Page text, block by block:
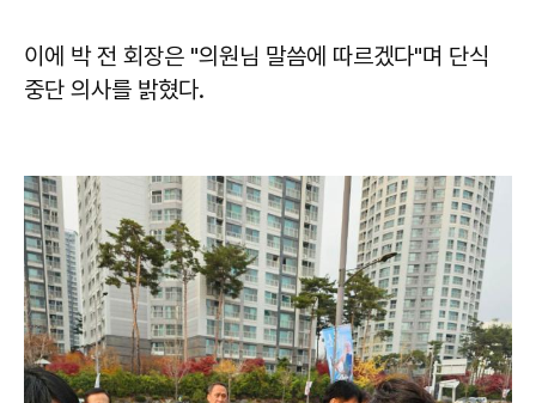
이에 박 전 회장은 "의원님 말씀에 따르겠다"며 단식
중단 의사를 밝혔다.